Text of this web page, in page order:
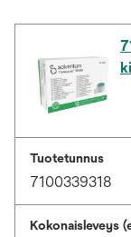
Tuotetunnus
7100339318
Kokonaisleveys